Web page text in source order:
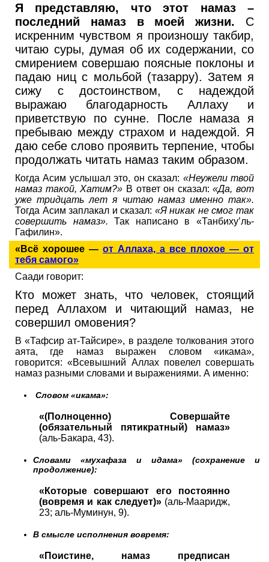
Я представляю, что этот намаз –
последний намаз в моей жизни. С
искренним чувством я произношу такбир,
читаю суры, думая об их содержании, со
смирением совершаю поясные поклоны и
падаю ниц с мольбой (тазарру). Затем я
сижу с достоинством, с надеждой
выражаю благодарность Аллаху и
приветствую по сунне. После намаза я
пребываю между страхом и надеждой. Я
даю себе слово проявить терпение, чтобы
продолжать читать намаз таким образом.
Когда Асим услышал это, он сказал: «Неужели твой
намаз такой, Хатим?» В ответ он сказал:«Да, вот
уже тридцать лет я читаю намаз именно так».
Тогда Асим заплакал и сказал: «Я никак не смог так
совершить намаз». Так написано в «Танбиху’ль-
Гафилин».
«Всё хорошее — от Аллаха, а все плохое — от
тебя самого»
Саади говорит:
Кто может знать, что человек, стоящий
перед Аллахом и читающий намаз, не
совершил омовения?
В «Тафсир ат-Тайсире», в разделе толкования этого
аята, где намаз выражен словом «икама»,
говорится: «Всевышний Аллах повелел совершать
намаз разными словами и выражениями. А именно:
Словом «икама»:
«(Полноценно) Совершайте
(обязательный пятикратный) намаз»
(аль-Бакара, 43).
Словами «мухафаза и идама» (сохранение и
продолжение):
«Которые совершают его постоянно
(вовремя и как следует)»(аль-Мааридж,
23; аль-Муминун, 9).
В смысле исполнения вовремя:
«Поистине, намаз предписан